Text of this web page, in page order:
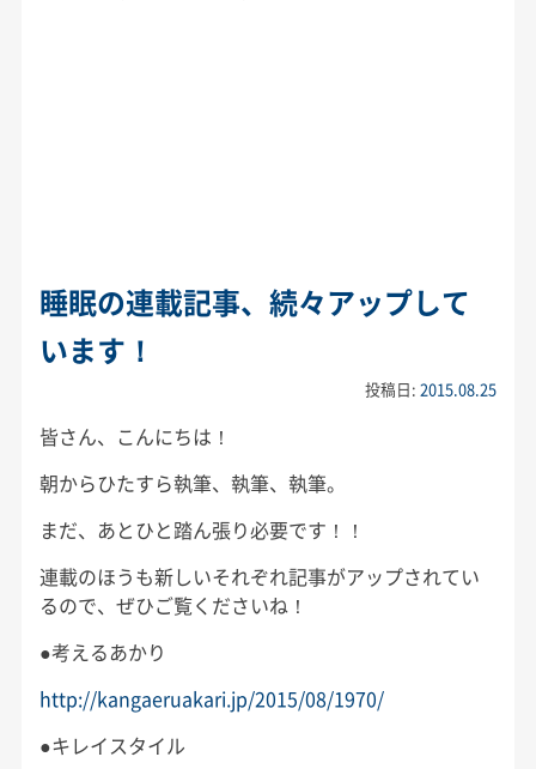
睡眠の連載記事、続々アップして
います！
投稿日:2015.08.25
皆さん、こんにちは！
朝からひたすら執筆、執筆、執筆。
まだ、あとひと踏ん張り必要です！！
連載のほうも新しいそれぞれ記事がアップされてい
るので、ぜひご覧くださいね！
●考えるあかり
http://kangaeruakari.jp/2015/08/1970/
●キレイスタイル